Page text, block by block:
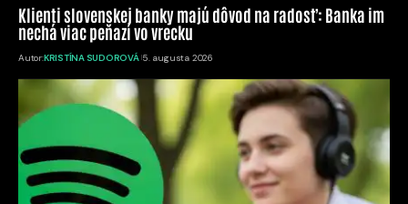
Klienti slovenskej banky majú dôvod na radosť: Banka im
nechá viac peňazí vo vrecku
Autor:KRISTÍNA SUDOROVÁ 5. augusta 2026